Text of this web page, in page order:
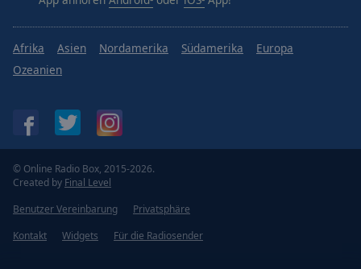
Afrika Asien Nordamerika Südamerika
Europa
Ozeanien
© Online Radio Box, 2015-2026.
Created by Final Level
Benutzer Vereinbarung
Privatsphäre
Kontakt
Widgets Für die Radiosender